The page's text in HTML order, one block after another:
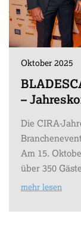
Oktober 2025
–
Die CIRA-
Am 15.
über 350
mehr lesen